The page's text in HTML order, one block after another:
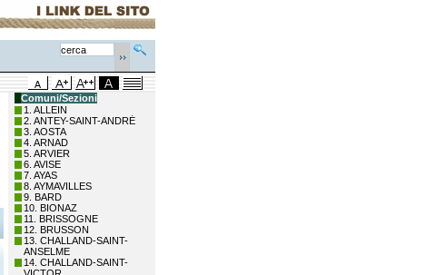
Comuni/Sezioni
1. ALLEIN
2. ANTEY-SAINT-ANDRÉ
3. AOSTA
4. ARNAD
5. ARVIER
6. AVISE
7. AYAS
8. AYMAVILLES
9. BARD
10. BIONAZ
11. BRISSOGNE
12. BRUSSON
13. CHALLAND-SAINT-
ANSELME
14. CHALLAND-SAINT-